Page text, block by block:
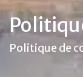
Politique de